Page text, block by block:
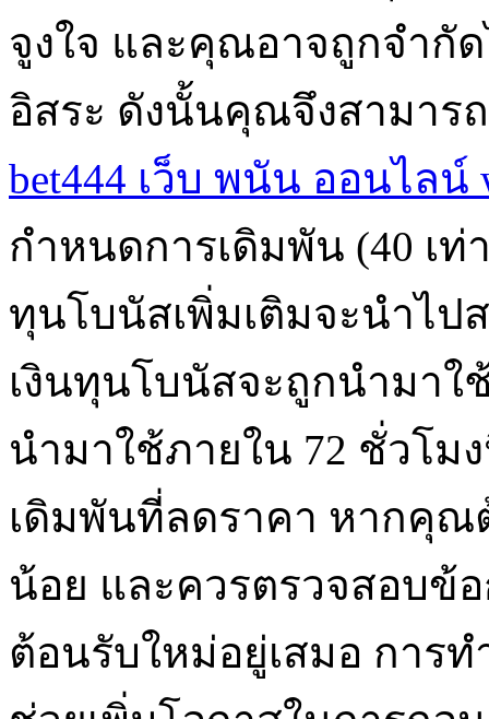
จูงใจ และคุณอาจถูกจำกั
อิสระ ดังนั้นคุณจึงสามาร
bet444 เว็บ พนัน ออนไลน์
กำหนดการเดิมพัน (40 เท่
ทุนโบนัสเพิ่มเติมจะนำไ
เงินทุนโบนัสจะถูกนำมาใ
นำมาใช้ภายใน 72 ชั่วโม
เดิมพันที่ลดราคา หากคุณ
น้อย และควรตรวจสอบข้
ต้อนรับใหม่อยู่เสมอ การ